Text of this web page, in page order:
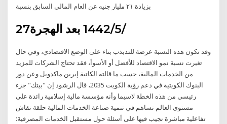
بزيادة ٢١ مليار جنيه عن العام المالي السابق بنسبة
27‏‏/5‏‏/1442 بعد الهجرة
وقد تكون هذه النسبة عرضة للتذبذب بناء على الوضع الاقتصادي، وفي حال
تغيرت نسبة نمو الاقتصاد للأفضل أو الأسوأ، فقد تحتاج الشركات للمزيد
من الخدمات المالية، حسب ما قالته الكاتبة إيرين ماكدويل وعن دور
البنوك الكويتية في دعم رؤية الكويت 2035، قال الرشود إن "بيتك" جزء
رئيسي من هذه الخطة لاسيما وأنه مؤسسة مالية إسلامية رائدة على
مستوى العالم تساهم في تنمية صناعة الخدمات المالية حلقة نقاش
تفاعلية مباشرة نجيب فيها على أسئلة حول مستقبل الخدمات المصرفية: